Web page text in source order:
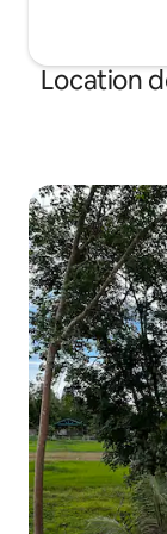
Location